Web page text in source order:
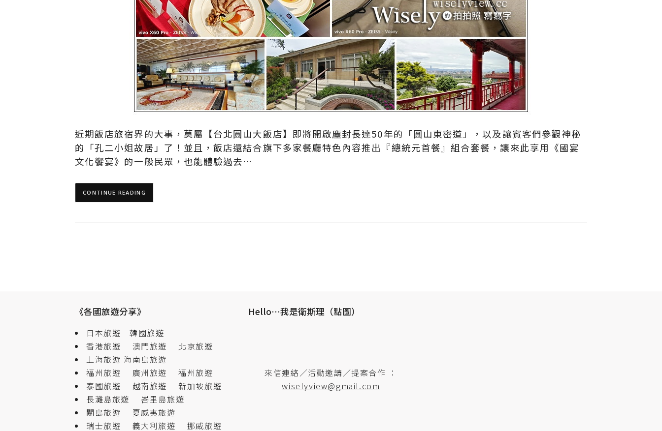
近期飯店旅宿界的大事，莫屬【台北圓山大飯店】即將開啟塵封長達50年的「圓山東密道」，以及讓賓客們參觀神秘
的「孔二小姐故居」了！並且，飯店還結合旗下多家餐廳特色內容推出『總統元首餐』組合套餐，讓來此享用《國宴
文化饗宴》的一般民眾，也能體驗過去…
CONTINUE READING
《各國旅遊分享》
日本旅遊
韓國旅遊
香港旅遊
澳門旅遊
北京旅遊
上海旅遊 海南島旅遊
福州旅遊
廣州旅遊
福州旅遊
泰國旅遊
越南旅遊
新加坡旅遊
長灘島旅遊
峇里島旅遊
關島旅遊
夏威夷旅遊
瑞士旅遊
義大利旅遊 挪威旅遊
Hello…我是衛斯理（點圖）
來信連絡／活動邀請／提案合作 ：
wiselyview@gmail.com